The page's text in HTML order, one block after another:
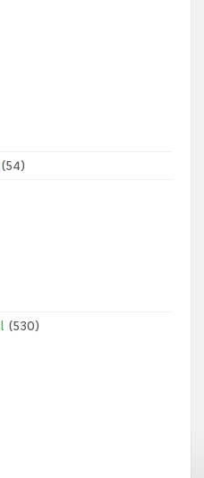
(54)
(530)